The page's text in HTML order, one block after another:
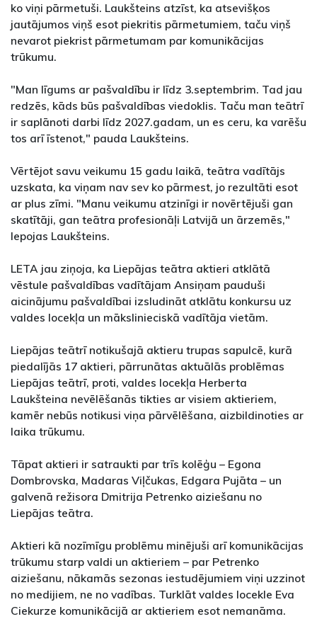
ko viņi pārmetuši. Laukšteins atzīst, ka atsevišķos
jautājumos viņš esot piekritis pārmetumiem, taču viņš
nevarot piekrist pārmetumam par komunikācijas
trūkumu.
"Man līgums ar pašvaldību ir līdz 3.septembrim. Tad jau
redzēs, kāds būs pašvaldības viedoklis. Taču man teātrī
ir saplānoti darbi līdz 2027.gadam, un es ceru, ka varēšu
tos arī īstenot," pauda Laukšteins.
Vērtējot savu veikumu 15 gadu laikā, teātra vadītājs
uzskata, ka viņam nav sev ko pārmest, jo rezultāti esot
ar plus zīmi. "Manu veikumu atzinīgi ir novērtējuši gan
skatītāji, gan teātra profesionāļi Latvijā un ārzemēs,"
lepojas Laukšteins.
LETA jau ziņoja, ka Liepājas teātra aktieri atklātā
vēstule pašvaldības vadītājam Ansiņam pauduši
aicinājumu pašvaldībai izsludināt atklātu konkursu uz
valdes locekļa un mākslinieciskā vadītāja vietām.
Liepājas teātrī notikušajā aktieru trupas sapulcē, kurā
piedalījās 17 aktieri, pārrunātas aktuālās problēmas
Liepājas teātrī, proti, valdes locekļa Herberta
Laukšteina nevēlēšanās tikties ar visiem aktieriem,
kamēr nebūs notikusi viņa pārvēlēšana, aizbildinoties ar
laika trūkumu.
Tāpat aktieri ir satraukti par trīs kolēģu – Egona
Dombrovska, Madaras Viļčukas, Edgara Pujāta – un
galvenā režisora Dmitrija Petrenko aiziešanu no
Liepājas teātra.
Aktieri kā nozīmīgu problēmu minējuši arī komunikācijas
trūkumu starp valdi un aktieriem – par Petrenko
aiziešanu, nākamās sezonas iestudējumiem viņi uzzinot
no medijiem, ne no vadības. Turklāt valdes locekle Eva
Ciekurze komunikācijā ar aktieriem esot nemanāma.